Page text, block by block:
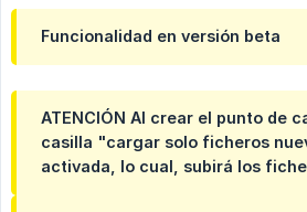
Funcionalidad en versión beta
ATENCIÓN Al crear el punto de
casilla "cargar solo ficheros
activada, lo cual, subirá los